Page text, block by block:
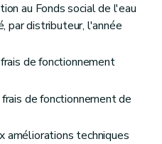
au Fonds social de l'eau
par distributeur, l'année
de fonctionnement
de fonctionnement de
améliorations techniques